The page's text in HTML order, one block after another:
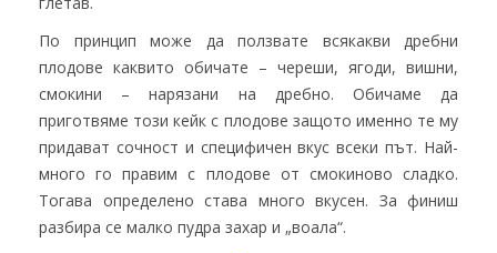
По принцип може да ползвате всякакви дребни
плодове каквито обичате – череши, ягоди, вишни,
смокини – нарязани на дребно. Обичаме да
приготвяме този кейк с плодове защото именно те му
придават сочност и специфичен вкус всеки път. Най-
много го правим с плодове от смокиново сладко.
Тогава определено става много вкусен. За финиш
разбира се малко пудра захар и „воала“.